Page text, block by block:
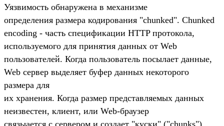
Уязвимость обнаружена в механизме
определения размера кодирования "chunked". Chunked
encoding - часть спецификации HTTP протокола,
используемого для принятия данных от Web
пользователей. Когда пользователь посылает данные,
Web сервер выделяет буфер данных некоторого
размера для
их хранения. Когда размер представляемых данных
неизвестен, клиент, или Web-браузер
связыается с сервером и создает "куски" ("chunks")